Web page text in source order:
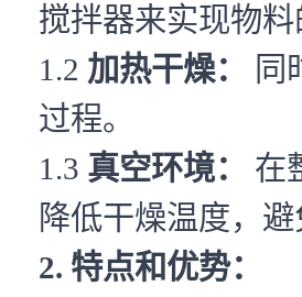
搅拌器来实现物料
1.2 加热干燥：
同
过程。
1.3 真空环境：
在
降低干燥温度，
2. 特点和优势：